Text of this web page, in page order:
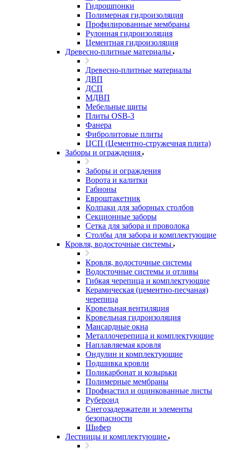
Гидрошпонки
Полимерная гидроизоляция
Профилированные мембраны
Рулонная гидроизоляция
Цементная гидроизоляция
Древесно-плитные материалы
Древесно-плитные материалы
ДВП
ДСП
МДВП
Мебельные щиты
Плиты OSB-3
Фанера
Фибролитовые плиты
ЦСП (Цементно-стружечная плита)
Заборы и ограждения
Заборы и ограждения
Ворота и калитки
Габионы
Евроштакетник
Колпаки для заборных столбов
Секционные заборы
Сетка для забора и проволока
Столбы для забора и комплектующие
Кровля, водосточные системы
Кровля, водосточные системы
Водосточные системы и отливы
Гибкая черепица и комплектующие
Керамическая (цементно-песчаная)
черепица
Кровельная вентиляция
Кровельная гидроизоляция
Мансардные окна
Металлочерепица и комплектующие
Наплавляемая кровля
Ондулин и комплектующие
Подшивка кровли
Поликарбонат и козырьки
Полимерные мембраны
Профнастил и оцинкованные листы
Рубероид
Снегозадержатели и элементы
безопасности
Шифер
Лестницы и комплектующие